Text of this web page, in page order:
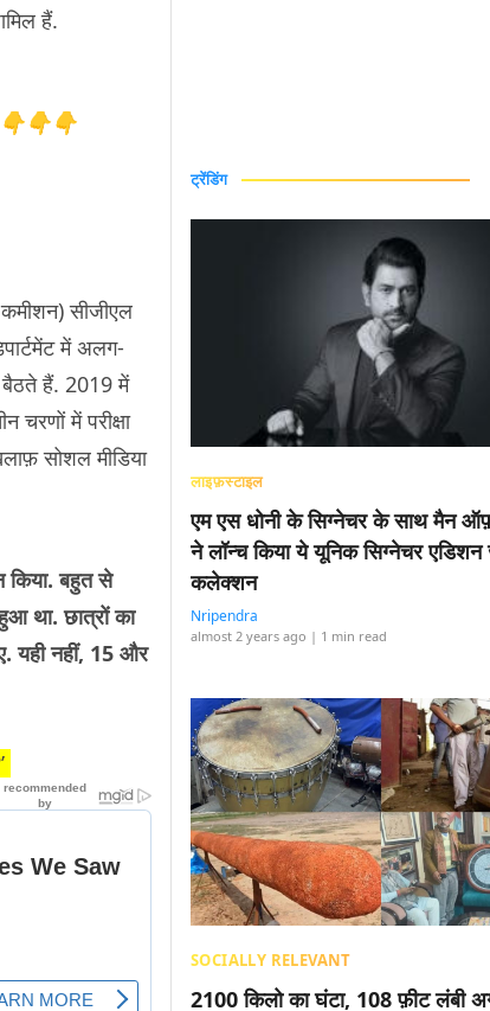
हैं.
👇👇👇
सीजीएल
में अलग-
बैठते हैं. 2019 में
चरणों में परीक्षा
सोशल मीडिया
किया. बहुत से
था. छात्रों का
यही नहीं, 15 और
ट्रेंडिंग
लाइफ़स्टाइल
एम एस धोनी के सिग्नेचर के साथ मैन
ने लॉन्च किया ये यूनिक सिग्नेचर एडिशन
कलेक्शन
Nripendra
almost 2 years ago | 1 min read
SOCIALLY RELEVANT
2100 किलो का घंटा, 108 फ़ीट लंबी